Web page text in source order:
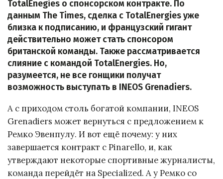
TotalEnegies о спонсорском контракте. По
данным The Times, сделка с TotalEnergies уже
близка к подписанию, и французский гигант
действительно может стать спонсором
британской команды. Также рассматривается
слияние с командой TotalEnergies. Но,
разумеется, не все гонщики получат
возможность выступать в INEOS Grenadiers.
А с приходом столь богатой компании, INEOS
Grenadiers может вернуться с предложением к
Ремко Эвенпулу. И вот ещё почему: у них
завершается контракт с Pinarello, и, как
утверждают некоторые спортивные журналисты,
команда перейдёт на Specialized. А у Ремко со